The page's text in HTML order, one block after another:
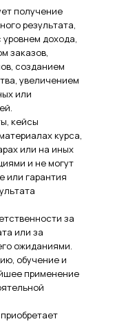
получение
результата,
дохода,
заказов,
созданием
увеличением
или
кейсы
курса,
или на иных
и не могут
или гарантия
за
или за
ожиданиями.
обучение и
применение